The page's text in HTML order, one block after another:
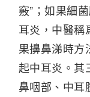
竅”；如果細
耳炎，中醫稱
果擤鼻涕時方
起中耳炎。其
鼻咽部、中耳